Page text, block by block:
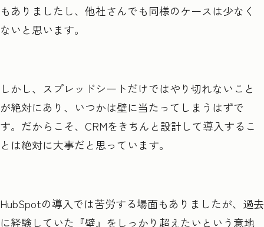
もありましたし、他社さんでも同様のケースは少なく
ないと思います。
しかし、スプレッドシートだけではやり切れないこと
が絶対にあり、いつかは壁に当たってしまうはずで
す。だからこそ、CRMをきちんと設計して導入するこ
とは絶対に大事だと思っています。
HubSpotの導入では苦労する場面もありましたが、過去
に経験していた『壁』をしっかり超えたいという意地